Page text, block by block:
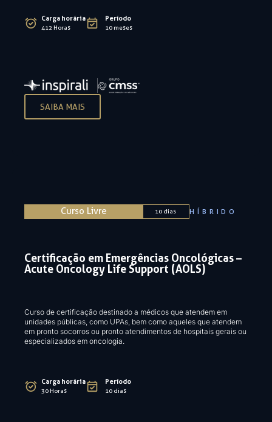
Carga horária
412 Horas
Período
10 meses
SAIBA MAIS
Certificação em Emergências Oncológicas –
Acute Oncology Life Support (AOLS)
Curso de certificação destinado a médicos que atendem em
unidades públicas, como UPAs, bem como aqueles que atendem
em pronto socorros ou pronto atendimentos de hospitais gerais ou
especializados em oncologia.
Carga horária
30 Horas
Período
10 dias
Curso Livre 10 dias HÍBRIDO